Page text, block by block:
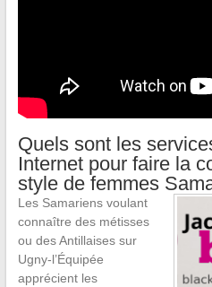
Quels sont les
Internet pour faire la
style de femmes
Les Samariens voulant
connaître des métisses
ou des Antillaises sur
Ugny-l’Équipée
apprécient les